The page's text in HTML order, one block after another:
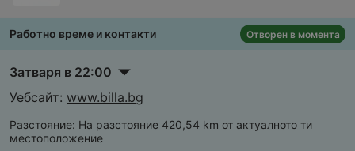
Работно време и контакти Отворен в момента
Затваря в 22:00
Уебсайт: www.billa.bg
Разстояние: На разстояние 420,54 km от актуалното ти
местоположение